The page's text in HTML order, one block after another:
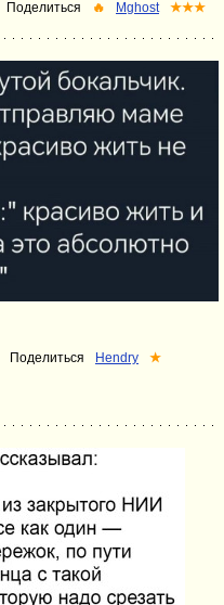
Поделиться 🔥 Mghost ★★★
Поделиться Hendry ★